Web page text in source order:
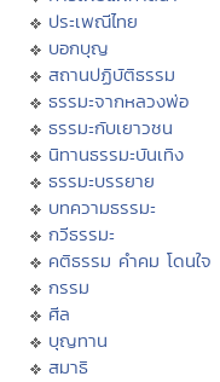
ประเพณีไทย
บอกบุญ
สถานปฏิบัติธรรม
ธรรมะจากหลวงพ่อ
ธรรมะกับเยาวชน
นิทานธรรมะบันเทิง
ธรรมะบรรยาย
บทความธรรมะ
กวีธรรมะ
คติธรรม คำคม โดนใจ
กรรม
ศีล
บุญทาน
สมาธิ